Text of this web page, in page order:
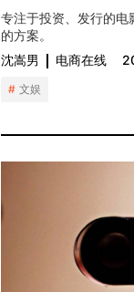
专注于投资、发行的电
的方案。
沈嵩男
电商在线
文娱